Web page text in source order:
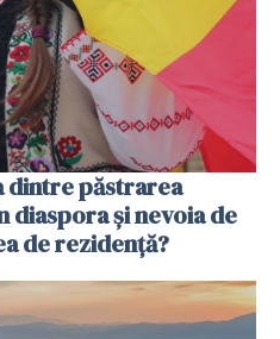
dintre păstrarea
și nevoia de
de rezidență?